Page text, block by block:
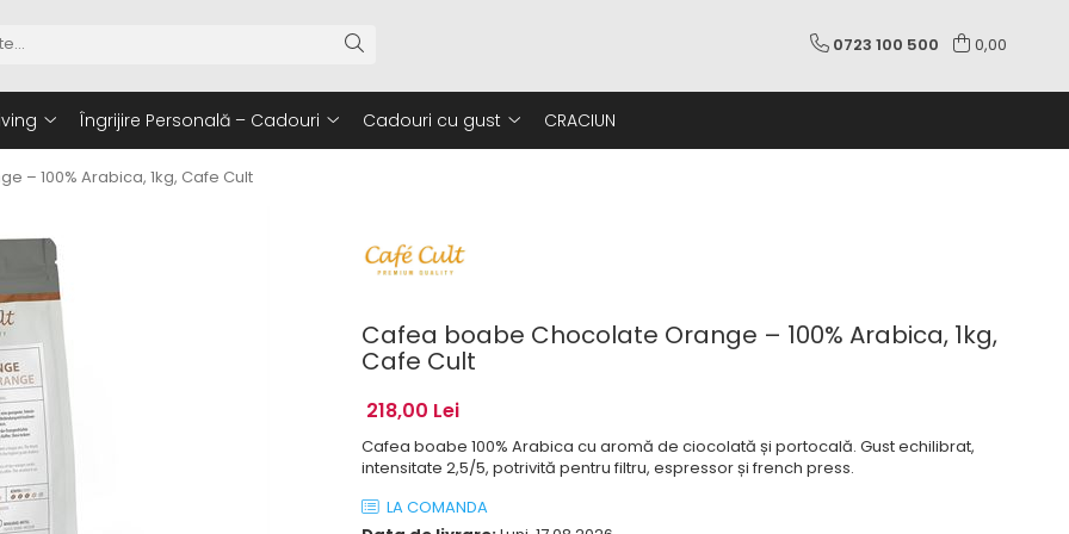
0723 100 500 0,00
Îngrijire Personală – Cadouri Cadouri cu gust CRACIUN
– 100% Arabica, 1kg, Cafe Cult
Cafea boabe Chocolate Orange – 100% Arabica, 1kg,
Cafe Cult
218,00 Lei
Cafea boabe 100% Arabica cu aromă de ciocolată și portocală. Gust echilibrat,
intensitate 2,5/5, potrivită pentru filtru, espressor și french press.
LA COMANDA